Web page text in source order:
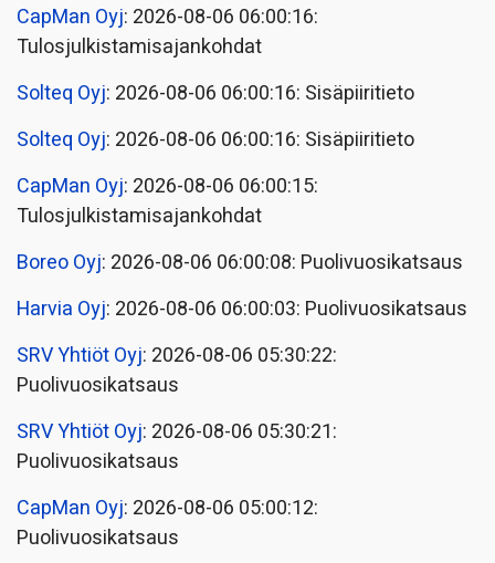
CapMan Oyj: 2026-08-06 06:00:16:
Tulosjulkistamisajankohdat
Solteq Oyj: 2026-08-06 06:00:16: Sisäpiiritieto
Solteq Oyj: 2026-08-06 06:00:16: Sisäpiiritieto
CapMan Oyj: 2026-08-06 06:00:15:
Tulosjulkistamisajankohdat
Boreo Oyj: 2026-08-06 06:00:08: Puolivuosikatsaus
Harvia Oyj: 2026-08-06 06:00:03: Puolivuosikatsaus
SRV Yhtiöt Oyj: 2026-08-06 05:30:22:
Puolivuosikatsaus
SRV Yhtiöt Oyj: 2026-08-06 05:30:21:
Puolivuosikatsaus
CapMan Oyj: 2026-08-06 05:00:12:
Puolivuosikatsaus